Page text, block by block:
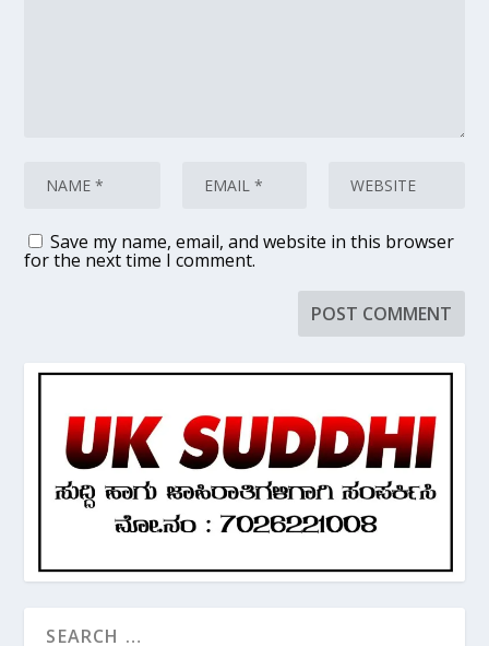
Save my name, email, and website in this browser
for the next time I comment.